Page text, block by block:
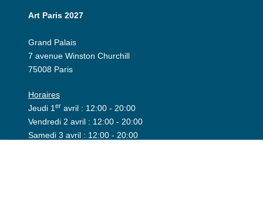
Art Paris 2027
Grand Palais
7 avenue Winston Churchill
75008 Paris
Horaires
Jeudi 1 er avril : 12:00 - 20:00
Vendredi 2 avril : 12:00 - 20:00
Samedi 3 avril : 12:00 - 20:00